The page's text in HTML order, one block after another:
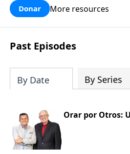
Donar More resources
Past Episodes
By Date By Series
Orar por Otros: